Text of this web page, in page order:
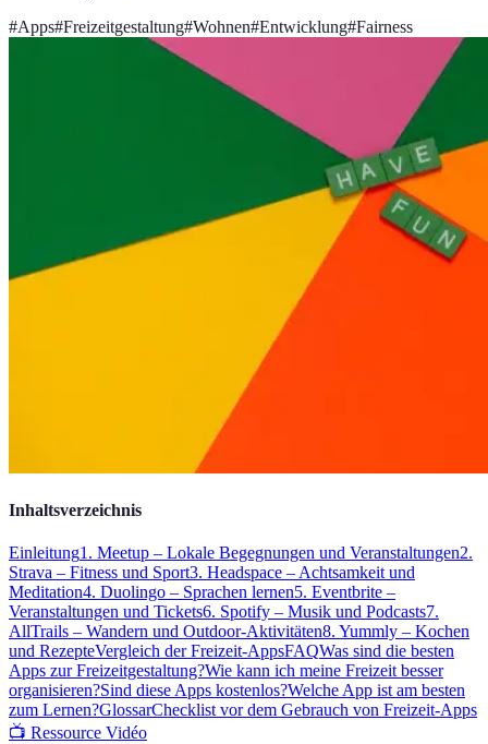
#Apps#Freizeitgestaltung#Wohnen#Entwicklung#Fairness
Inhaltsverzeichnis
Einleitung1. Meetup – Lokale Begegnungen und Veranstaltungen2.
Strava – Fitness und Sport3. Headspace – Achtsamkeit und
Meditation4. Duolingo – Sprachen lernen5. Eventbrite –
Veranstaltungen und Tickets6. Spotify – Musik und Podcasts7.
AllTrails – Wandern und Outdoor-Aktivitäten8. Yummly – Kochen
und RezepteVergleich der Freizeit-AppsFAQWas sind die besten
Apps zur Freizeitgestaltung?Wie kann ich meine Freizeit besser
organisieren?Sind diese Apps kostenlos?Welche App ist am besten
zum Lernen?GlossarChecklist vor dem Gebrauch von Freizeit-Apps
📺 Ressource Vidéo